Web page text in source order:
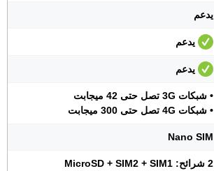
يدعم
يدعم
يدعم
• شبكات 3G تصل حتى 42 ميجابت
• شبكات 4G تصل حتى 300 ميجابت
Nano SIM
2 شرائح: MicroSD + SIM2 + SIM1